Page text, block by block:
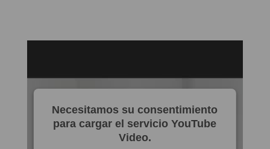
Necesitamos su consentimiento
para cargar el servicio YouTube
Video.